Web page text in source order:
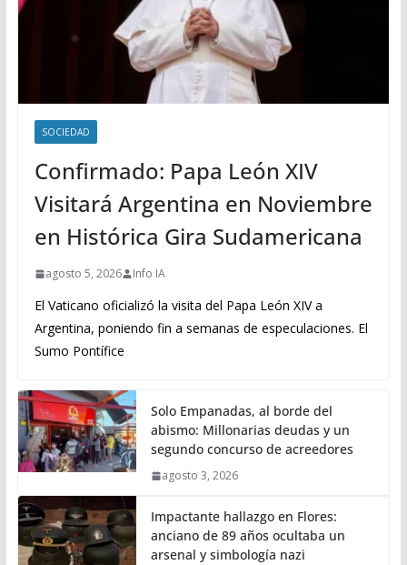
SOCIEDAD
Confirmado: Papa León XIV
Visitará Argentina en Noviembre
en Histórica Gira Sudamericana
agosto 5, 2026 Info IA
El Vaticano oficializó la visita del Papa León XIV a
Argentina, poniendo fin a semanas de especulaciones. El
Sumo Pontífice
Solo Empanadas, al borde del
abismo: Millonarias deudas y un
segundo concurso de acreedores
agosto 3, 2026
Impactante hallazgo en Flores:
anciano de 89 años ocultaba un
arsenal y simbología nazi